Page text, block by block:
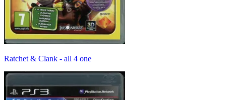
Ratchet & Clank - all 4 one